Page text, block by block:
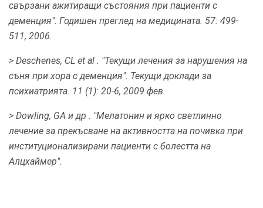
свързани ажитиращи състояния при пациенти с
деменция". Годишен преглед на медицината. 57: 499-
511, 2006.
> Deschenes, CL et al . "Текущи лечения за нарушения на
съня при хора с деменция". Текущи доклади за
психиатрията. 11 (1): 20-6, 2009 фев.
> Dowling, GA и др . "Мелатонин и ярко светлинно
лечение за прекъсване на активността на почивка при
институционализирани пациенти с болестта на
Алцхаймер".